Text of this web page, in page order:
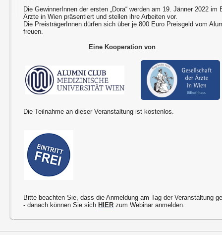
Die GewinnerInnen der ersten „Dora“ werden am 19. Jänner 2022
Ärzte in Wien präsentiert und stellen ihre Arbeiten vor.
Die PreisträgerInnen dürfen sich über je 800 Euro Preisgeld vom
freuen.
Eine Kooperation von
Die Teilnahme an dieser Veranstaltung ist kostenlos.
Bitte beachten Sie, dass die Anmeldung am Tag der Veranstaltung
- danach können Sie sich HIER zum Webinar anmelden.